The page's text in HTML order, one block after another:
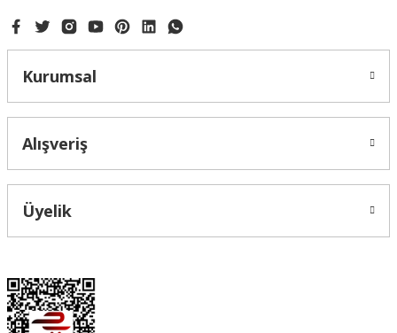
Kurumsal
Alışveriş
Üyelik